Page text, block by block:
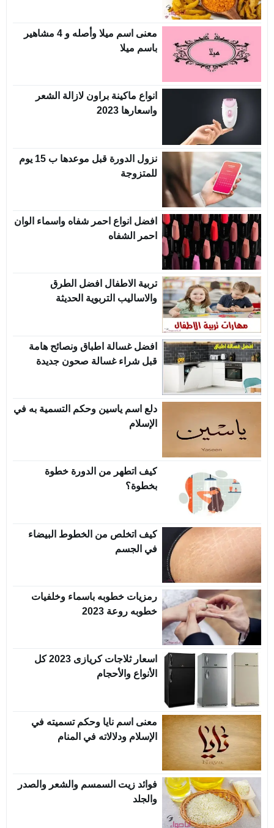
معنى اسم ميلا وأصله و 4 مشاهير
باسم ميلا
انواع ماكينة براون لازالة الشعر
واسعارها 2023
نزول الدورة قبل موعدها ب 15 يوم
للمتزوجة
افضل انواع احمر شفاه واسماء الوان
احمر الشفاه
تربية الاطفال افضل الطرق
والاساليب التربوية الحديثة
افضل غسالة اطباق ونصائح هامة
قبل شراء غسالة صحون جديدة
دلع اسم ياسين وحكم التسمية به في
الإسلام
كيف اتطهر من الدورة خطوة
بخطوة؟
كيف اتخلص من الخطوط البيضاء
في الجسم
رمزيات خطوبه باسماء وخلفيات
خطوبه روعة 2023
اسعار ثلاجات كريازى 2023 كل
الأنواع والأحجام
معنى اسم نايا وحكم تسميته في
الإسلام ودلالاته في المنام
فوائد زيت السمسم والشعر والصدر
والجلد